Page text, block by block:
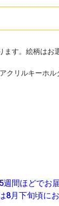
す。絵柄はお
クリルキーホル
間ほどでお
月下旬頃にお